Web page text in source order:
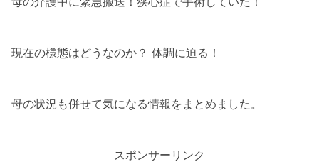
現在の様態はどうなのか？ 体調に迫る！
母の状況も併せて気になる情報をまとめました。
スポンサーリンク